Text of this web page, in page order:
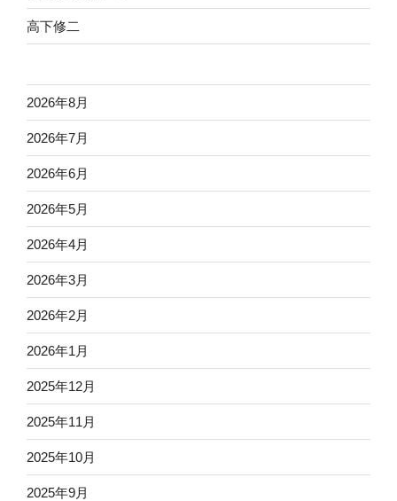
高下修二
2026年8月
2026年7月
2026年6月
2026年5月
2026年4月
2026年3月
2026年2月
2026年1月
2025年12月
2025年11月
2025年10月
2025年9月